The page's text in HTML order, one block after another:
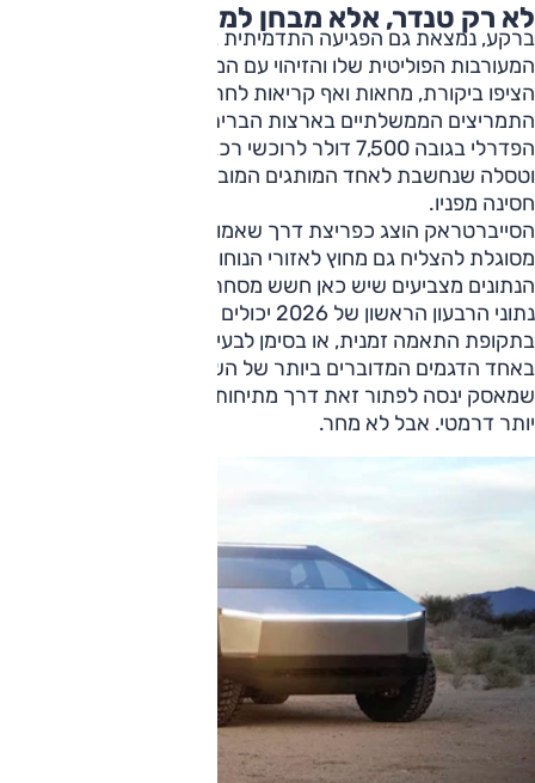
לא רק טנדר, אלא מבחן למיתוג
ברקע, נמצאת גם הפגיעה התדמיתית בדמותו של אילון מאסק.
המעורבות הפוליטית שלו והזיהוי עם המחנה של דונלד טראמפ
הציפו ביקורת, מחאות ואף קריאות לחרם. לא תרמו לכך סיום
התמריצים הממשלתיים בארצות הברית; ביטול זיכוי המס
הפדרלי בגובה 7,500 דולר לרוכשי רכב חשמלי פגע בכלל השוק,
וטסלה שנחשבת לאחד המותגים המובילים בארה"ב, לא הייתה
חסינה מפניו.
הסייברטראק הוצג כפריצת דרך שאמורה הייתה להוכיח שטסלה
מסוגלת להצליח גם מחוץ לאזורי הנוחות שלה. אולם בשלב זה,
הנתונים מצביעים שיש כאן חשש מסחרי מבוסס להמשכיות שלו.
נתוני הרבעון הראשון של 2026 יכולים לאמת האם מדובר
בתקופת התאמה זמנית, או בסימן לבעיה הרבה יותר מהותית
באחד הדגמים המדוברים ביותר של השנים האחרונות. ייתכן
שמאסק ינסה לפתור זאת דרך מתיחות פנים, עדכונים או משהו
יותר דרמטי. אבל לא מחר.